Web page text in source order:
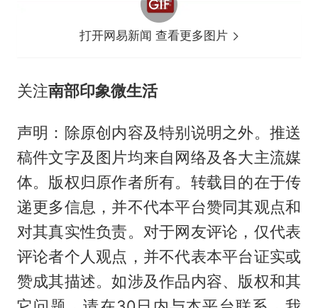
打开网易新闻 查看更多图片
关注南部印象微生活
声明：除原创内容及特别说明之外。推送
稿件文字及图片均来自网络及各大主流媒
体。版权归原作者所有。转载目的在于传
递更多信息，并不代本平台赞同其观点和
对其真实性负责。对于网友评论，仅代表
评论者个人观点，并不代表本平台证实或
赞成其描述。如涉及作品内容、版权和其